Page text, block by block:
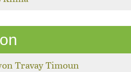
Travay Timoun